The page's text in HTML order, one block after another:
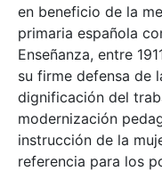
en beneficio de la
primaria española
Enseñanza, entre
su firme defensa de
dignificación del
modernización
instrucción de la
referencia para los